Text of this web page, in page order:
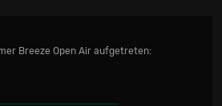
Breeze Open Air aufgetreten: